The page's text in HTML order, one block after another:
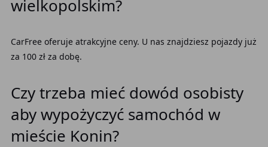
wielkopolskim?
CarFree oferuje atrakcyjne ceny. U nas znajdziesz pojazdy już
za 100 zł za dobę.
Czy trzeba mieć dowód osobisty
aby wypożyczyć samochód w
mieście Konin?